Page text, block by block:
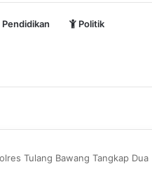
Pendidikan Politik
Tulang Bawang Tangkap Dua